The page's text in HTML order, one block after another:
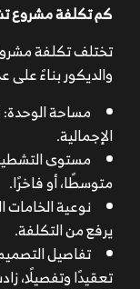
كم تكلفة مشروع
تختلف تكلفة
والديكور بناءً على
مساحة الوحدة:
الإجمالية.
مستوى
متوسطًا، أو فاخرًا.
نوعية الخامات
يرفع من التكلفة.
تفاصيل
تعقيدًا وتفصيلًا،